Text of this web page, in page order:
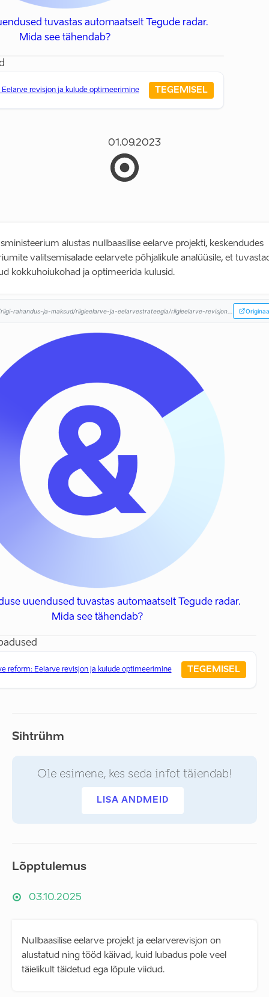
tuvastas automaatselt Tegude radar.
Mida see tähendab?
revisjon ja kulude optimeerimine TEGEMISEL
01.09.2023
alustas nullbaasilise eelarve projekti, keskendudes
valitsemisalade eelarvete põhjalikule analüüsile, et
kokkuhoiukohad ja optimeerida kulusid.
rahandus-ja-maksud/riigieelarve-ja-eelarvestrateegia/riigieelarve-revisjon...
uuendused tuvastas automaatselt Tegude radar.
Mida see tähendab?
reform: Eelarve revisjon ja kulude optimeerimine TEGEMISEL
Sihtrühm
Ole esimene, kes seda infot täiendab!
LISA ANDMEID
Lõpptulemus
03.10.2025
Nullbaasilise eelarve projekt ja eelarverevisjon on
alustatud ning tööd käivad, kuid lubadus pole veel
täielikult täidetud ega lõpule viidud.